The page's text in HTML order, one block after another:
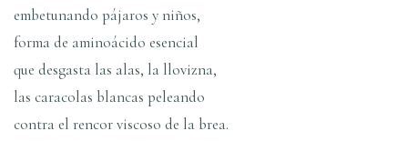
embetunando pájaros y niños,
forma de aminoácido esencial
que desgasta las alas, la llovizna,
las caracolas blancas peleando
contra el rencor viscoso de la brea.